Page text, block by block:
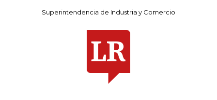
Superintendencia de Industria y Comercio